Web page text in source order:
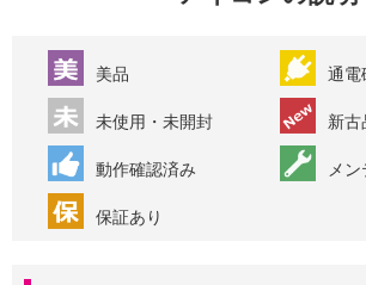
美品 通電
未使用・未開封 新古
動作確認済み メ
保証あり